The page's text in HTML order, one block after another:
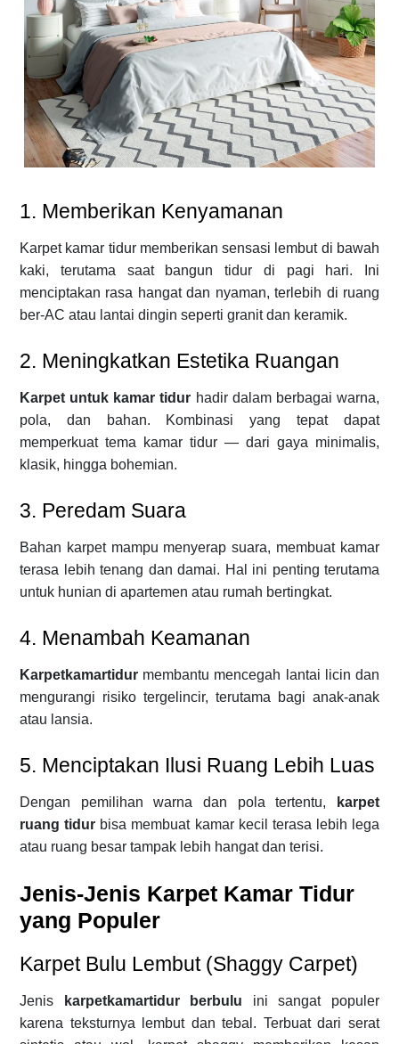
1. Memberikan Kenyamanan
Karpet kamar tidur memberikan sensasi lembut di bawah
kaki, terutama saat bangun tidur di pagi hari. Ini
menciptakan rasa hangat dan nyaman, terlebih di ruang
ber-AC atau lantai dingin seperti granit dan keramik.
2. Meningkatkan Estetika Ruangan
Karpet untuk kamar tidur hadir dalam berbagai warna,
pola, dan bahan. Kombinasi yang tepat dapat
memperkuat tema kamar tidur — dari gaya minimalis,
klasik, hingga bohemian.
3. Peredam Suara
Bahan karpet mampu menyerap suara, membuat kamar
terasa lebih tenang dan damai. Hal ini penting terutama
untuk hunian di apartemen atau rumah bertingkat.
4. Menambah Keamanan
Karpetkamartidur membantu mencegah lantai licin dan
mengurangi risiko tergelincir, terutama bagi anak-anak
atau lansia.
5. Menciptakan Ilusi Ruang Lebih Luas
Dengan pemilihan warna dan pola tertentu,
karpet
ruang tidur bisa membuat kamar kecil terasa lebih lega
atau ruang besar tampak lebih hangat dan terisi.
Jenis-Jenis Karpet Kamar Tidur
yang Populer
Karpet Bulu Lembut (Shaggy Carpet)
Jenis karpetkamartidur berbulu ini sangat populer
karena teksturnya lembut dan tebal. Terbuat dari serat